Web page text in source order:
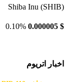
Shiba Inu (SHIB)
$
0.000005
0.10%
اخبار اتریوم